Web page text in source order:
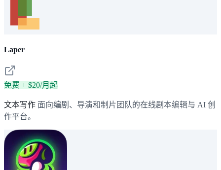
Laper
免费 + $20/月起
文本写作 面向编剧、导演和制片团队的在线剧本编辑与 AI 创
作平台。